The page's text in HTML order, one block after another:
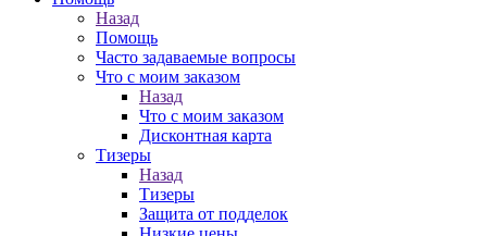
Назад
Помощь
Часто задаваемые вопросы
Что с моим заказом
Назад
Что с моим заказом
Дисконтная карта
Тизеры
Назад
Тизеры
Защита от подделок